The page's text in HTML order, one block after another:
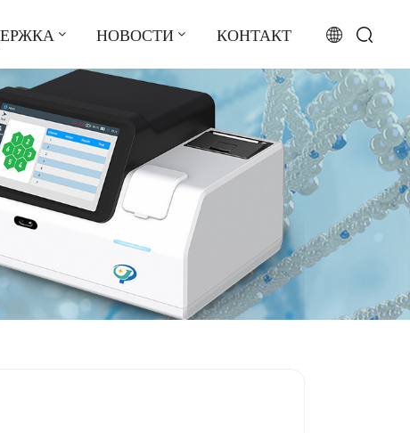
НОВОСТИ КОНТАКТ
English
français
русский
español
português
العربية